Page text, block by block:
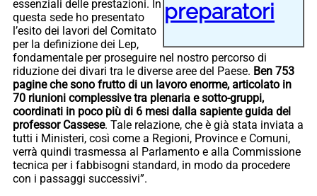
preparatori
essenziali delle prestazioni. In
questa sede ho presentato
l’esito dei lavori del Comitato
per la definizione dei Lep,
fondamentale per proseguire nel nostro percorso di
riduzione dei divari tra le diverse aree del Paese. Ben 753
pagine che sono frutto di un lavoro enorme, articolato in
70 riunioni complessive tra plenaria e sotto-gruppi,
coordinati in poco più di 6 mesi dalla sapiente guida del
professor Cassese. Tale relazione, che è già stata inviata a
tutti i Ministeri, così come a Regioni, Province e Comuni,
verrà quindi trasmessa al Parlamento e alla Commissione
tecnica per i fabbisogni standard, in modo da procedere
con i passaggi successivi”.